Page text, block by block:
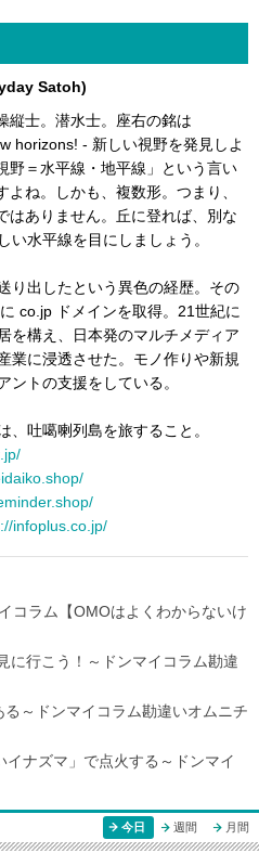
Satoh)
縦士。潜水士。座右の銘は
horizons! - 新しい視野を発見しよ
野＝水平線・地平線」という言い
よね。しかも、複数形。つまり、
はありません。丘に登れば、別な
い水平線を目にしましょう。
り出したという異色の経歴。その
co.jp ドメインを取得。21世紀に
を構え、日本発のマルチメディア
業に浸透させた。モノ作りや新規
ントの支援をしている。
、吐噶喇列島を旅すること。
infoplus.co.jp/
コラム【OMOはよくわからないけ
に行こう！～ドンマイコラム勘違
～ドンマイコラム勘違いオムニチ
イナズマ」で点火する～ドンマイ
今日 週間 月間